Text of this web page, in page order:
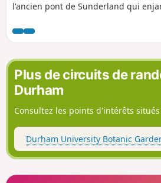
l'ancien pont de Sunderland qui
emblématique Cock o' the North, puis
longe les bâtiments modernes de
New Elvet jusqu'au cœur de la ville
sur la place historique du marché.
Plus de circuits de
Durham
Consultez les points d'intérêts
Durham University Botanic